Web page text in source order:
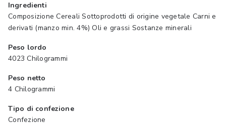
Ingredienti
Composizione Cereali Sottoprodotti di origine vegetale Carni e
derivati (manzo min. 4%) Oli e grassi Sostanze minerali
Peso lordo
4023 Chilogrammi
Peso netto
4 Chilogrammi
Tipo di confezione
Confezione